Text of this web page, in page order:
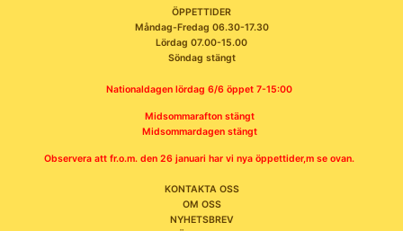
ÖPPETTIDER
Måndag-Fredag 06.30-17.30
Lördag 07.00-15.00
Söndag stängt
Nationaldagen lördag 6/6 öppet 7-15:00
Midsommarafton stängt
Midsommardagen stängt
Observera att fr.o.m. den 26 januari har vi nya öppettider,m se ovan.
KONTAKTA OSS
OM OSS
NYHETSBREV